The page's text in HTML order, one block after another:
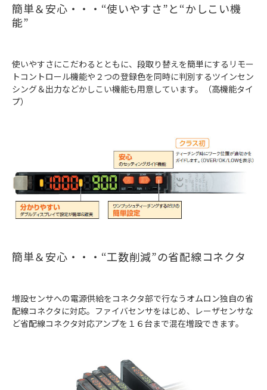
簡単＆安心・・・“使いやすさ”と“かしこい機
能”
使いやすさにこだわるとともに、段取り替えを簡単にするリモー
トコントロール機能や２つの登録色を同時に判別するツインセン
シング＆出力などかしこい機能も用意しています。（高機能タイ
プ）
簡単＆安心・・・“工数削減”の省配線コネクタ
増設センサへの電源供給をコネクタ部で行なうオムロン独自の省
配線コネクタに対応。ファイバセンサをはじめ、レーザセンサな
ど省配線コネクタ対応アンプを１６台まで混在増設できます。